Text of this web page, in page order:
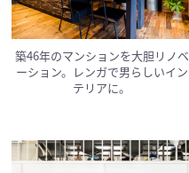
築46年のマンションを大胆リノベ
ーション。レンガで男らしいイン
テリアに。